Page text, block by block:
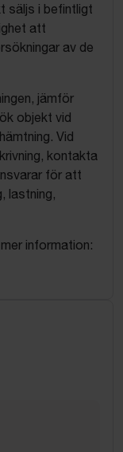
säljs i befintligt
att
av de
jämför
objekt vid
Vid
kontakta
för att
lastning,
information: